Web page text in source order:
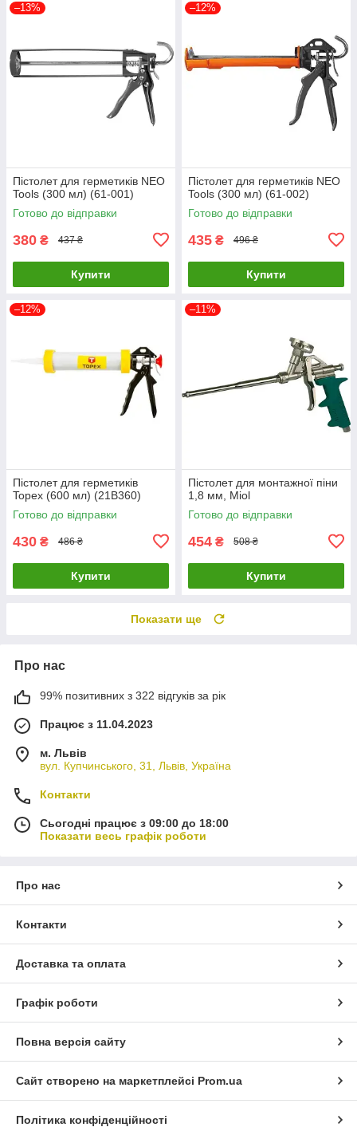
–13%
Пістолет для герметиків NEO
Tools (300 мл) (61-001)
Готово до відправки
380 ₴ 437 ₴
Купити
–12%
Пістолет для герметиків NEO
Tools (300 мл) (61-002)
Готово до відправки
435 ₴ 496 ₴
Купити
–12%
Пістолет для герметиків
Topex (600 мл) (21B360)
Готово до відправки
430 ₴ 486 ₴
Купити
–11%
Пістолет для монтажної піни
1,8 мм, Miol
Готово до відправки
454 ₴ 508 ₴
Купити
Показати ще
Про нас
99% позитивних з 322 відгуків за рік
Працює з 11.04.2023
м. Львів
вул. Купчинського, 31, Львів, Україна
Контакти
Сьогодні працює з 09:00 до 18:00
Показати весь графік роботи
Про нас
Контакти
Доставка та оплата
Графік роботи
Повна версія сайту
Сайт створено на маркетплейсі Prom.ua
Політика конфіденційності